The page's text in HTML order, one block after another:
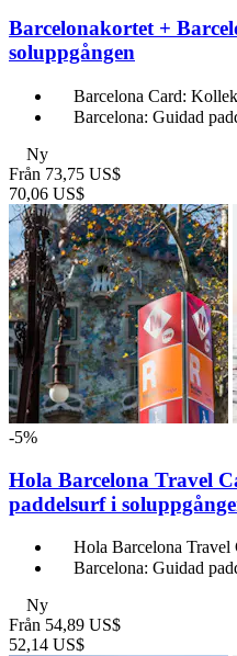
Barcelonakortet +
soluppgången
Barcelona Card:
Barcelona: Guidad
Ny
Från 73,75 US$
70,06 US$
-5%
Hola Barcelona Travel
paddelsurf i
Hola Barcelona Travel
Barcelona: Guidad
Ny
Från 54,89 US$
52,14 US$